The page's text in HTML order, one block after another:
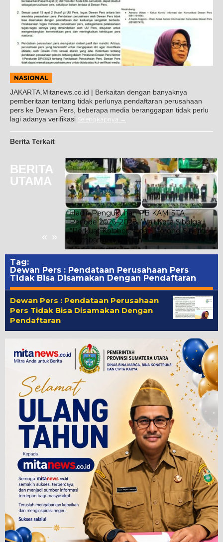
NASIONAL
JAKARTA.Mitanews.co.id | Berkaitan dengan banyaknya
pemberitaan tentang tidak perlunya pendaftaran perusahaan
pers ke Dewan Pers, beberapa media beranggapan tidak perlu
lagi adanya verifikasi Selengkapnya
Berita Terkait
BERITA
UTAMA
« »
Bupati Asahan
Hadiri Pengukuhan PB KAMISTA
Periode 2026–2028, Wali Kota Sibolga:
“Perkuat Kolaborasi dan Dorong Sinergi
Membangun Daerah”
Tag:
Dewan Pers : Pendataan Perusahaan Pers
Tidak Bisa Disamakan Dengan Pendaftaran
Dewan Pers : Pendataan Perusahaan
Pers Tidak Bisa Disamakan Dengan
Pendaftaran